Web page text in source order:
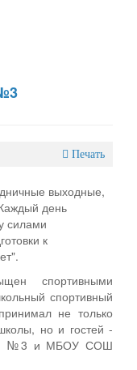
Печать
выходные,
день
силами
к
спортивными
спортивный
не только
но и гостей -
№3 и МБОУ СОШ